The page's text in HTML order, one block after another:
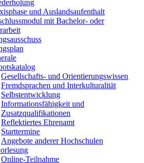
und Auslandsaufenthalt
mit Bachelor- oder
Gesellschafts- und Orientierungswissen
Fremdsprachen und Interkulturalität
Selbstentwicklung
Informationsfähigkeit und
Zusatzqualifikationen
Reflektiertes Ehrenamt
Starttermine
Angebote anderer Hochschulen
Online-Teilnahme